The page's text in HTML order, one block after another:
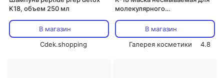
K18, объем 250 мл
В магазин
Cdek.shopping
молекулярного
in molecular repair hair mask 50
мл
В магазин
Галерея косметики
4.8